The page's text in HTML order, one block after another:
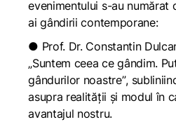
evenimentului s-au numărat
ai gândirii contemporane:
● Prof. Dr. Constantin
„Suntem ceea ce gândim.
gândurilor noastre”,
asupra realității și modul în
avantajul nostru.